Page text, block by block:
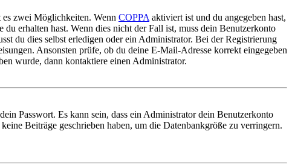
es zwei Möglichkeiten. Wenn COPPA aktiviert ist und du angegeben hast,
erhalten hast. Wenn dies nicht der Fall ist, muss dein Benutzerkonto
du dies selbst erledigen oder ein Administrator. Bei der Registrierung
Ansonsten prüfe, ob du deine E-Mail-Adresse korrekt eingegeben
wurde, dann kontaktiere einen Administrator.
Passwort. Es kann sein, dass ein Administrator dein Benutzerkonto
Beiträge geschrieben haben, um die Datenbankgröße zu verringern.